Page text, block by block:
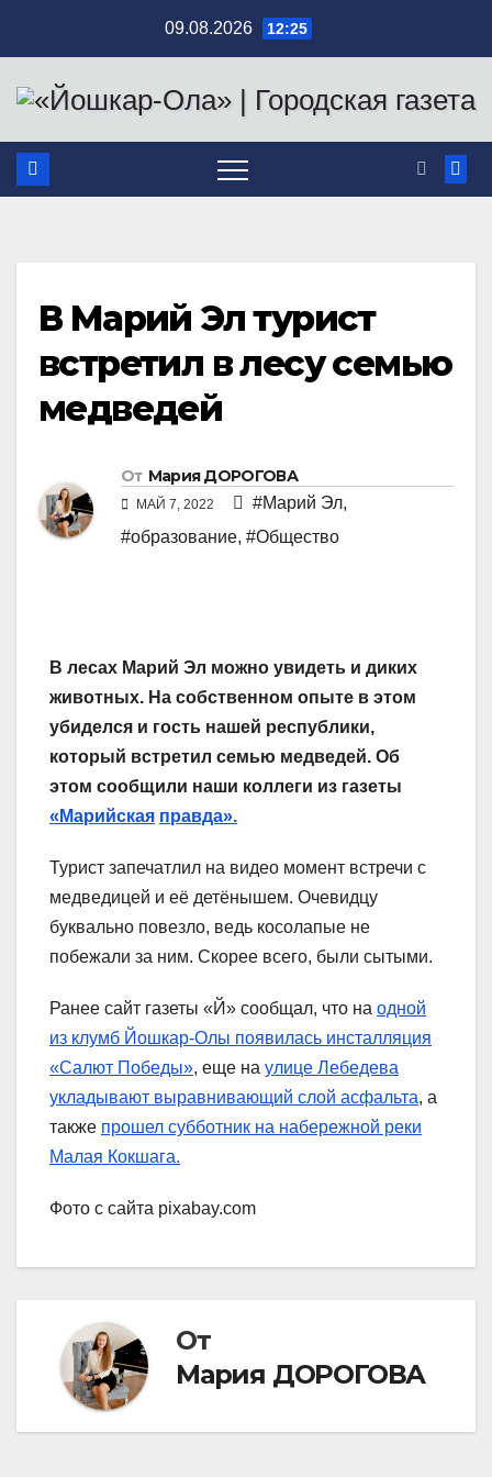
содержимому
09.08.2026 12:25
В Марий Эл турист
встретил в лесу семью
медведей
От Мария ДОРОГОВА
МАЙ 7, 2022 #Марий Эл,
#образование, #Общество
В лесах Марий Эл можно увидеть и диких
животных. На собственном опыте в этом
убиделся и гость нашей республики,
который встретил семью медведей. Об
этом сообщили наши коллеги из газеты
«Марийская правда».
Турист запечатлил на видео момент встречи с
медведицей и её детёнышем. Очевидцу
буквально повезло, ведь косолапые не
побежали за ним. Скорее всего, были сытыми.
Ранее сайт газеты «Й» сообщал, что на одной
из клумб Йошкар-Олы появилась инсталляция
«Салют Победы», еще на улице Лебедева
укладывают выравнивающий слой асфальта, а
также прошел субботник на набережной реки
Малая Кокшага.
Фото с сайта pixabay.com
От
Мария ДОРОГОВА